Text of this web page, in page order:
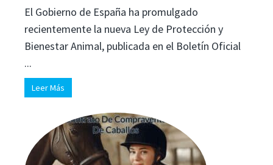
El Gobierno de España ha promulgado
recientemente la nueva Ley de Protección y
Bienestar Animal, publicada en el Boletín Oficial
...
Leer Más